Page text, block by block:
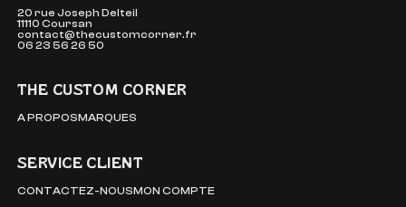
20 rue Joseph Delteil
11110 Coursan
contact@thecustomcorner.fr
06 23 56 26 50
THE CUSTOM CORNER
A PROPOSMARQUES
SERVICE CLIENT
CONTACTEZ-NOUSMON COMPTE